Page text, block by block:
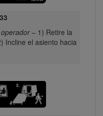
– 1) Retire la
Incline el asiento hacia